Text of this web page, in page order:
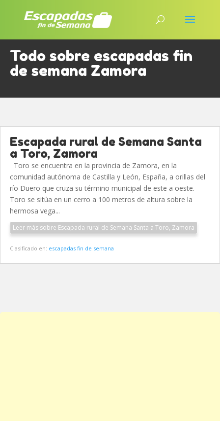
Todo sobre escapadas fin
de semana Zamora
Escapada rural de Semana Santa
a Toro, Zamora
Toro se encuentra en la provincia de Zamora, en la
comunidad autónoma de Castilla y León, España, a orillas del
río Duero que cruza su término municipal de este a oeste.
Toro se sitúa en un cerro a 100 metros de altura sobre la
hermosa vega...
Leer más sobre Escapada rural de Semana Santa a Toro, Zamora
Clasificado en: escapadas fin de semana